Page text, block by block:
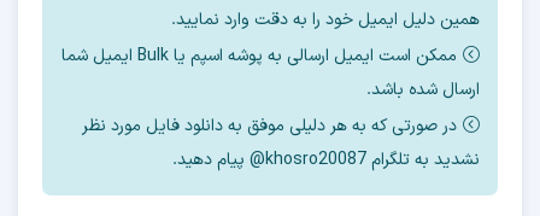
که هر سه مدل را میتوانید از لینک های زیر خرید
کنید.
قبل از خرید این ابزار، میتوانید آنرا از لینک زیر
همین دلیل ایمیل خود را به دقت وارد نمایید.
ممکن است ایمیل ارسالی به پوشه اسپم یا Bulk ایمیل شما
ارسال شده باشد.
در صورتی که به هر دلیلی موفق به دانلود فایل مورد نظر
نشدید به تلگرام khosro20087@ پیام دهید.